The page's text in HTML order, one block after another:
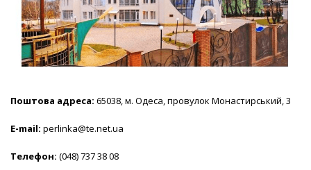
Поштова адреса: 65038, м. Одеса, провулок Монастирський, 3
E-mail: perlinka@te.net.ua
Телефон: (048) 737 38 08